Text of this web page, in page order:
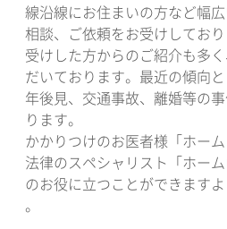
線沿線にお住まいの方など幅
相談、ご依頼をお受けしてお
受けした方からのご紹介も多
だいております。最近の傾向
年後見、交通事故、離婚等の
ります。
かかりつけのお医者様「ホーム
法律のスペシャリスト「ホー
のお役に立つことができます
。